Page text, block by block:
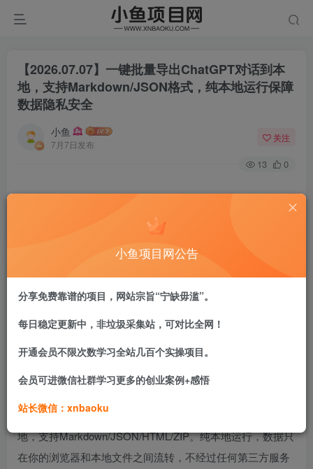
【2026.07.07】一键批量导出ChatGPT对话到本
地，支持Markdown/JSON格式，纯本地运行保障
数据隐私安全
小鱼
7月7日发布
关注
13 0
课程介绍
一键扫描并把你自己账号下的全部ChatGPT对话导出到本
地，支持Markdown/JSON/HTML/ZIP。纯本地运行，数据只
在你的浏览器和本地文件之间流转，不经过任何第三方服务
小鱼项目网公告
分享免费靠谱的项目，网站宗旨“宁缺毋滥”。
每日稳定更新中，非垃圾采集站，可对比全网！
开通会员不限次数学习全站几百个实操项目。
会员可进微信社群学习更多的创业案例+感悟
站长微信：xnbaoku